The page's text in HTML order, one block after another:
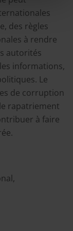
des règles
à rendre
autorités
informations,
Le
de corruption
rapatriement
à faire